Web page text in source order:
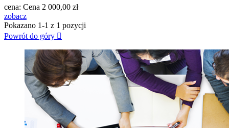
cena: Cena 2 000,00 zł
zobacz
Pokazano 1-1 z 1 pozycji
Powrót do góry 